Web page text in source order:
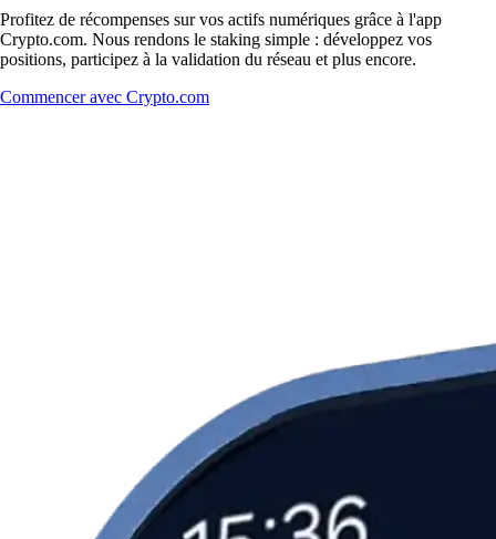
Profitez de récompenses sur vos actifs numériques grâce à l'app
Crypto.com. Nous rendons le staking simple : développez vos
positions, participez à la validation du réseau et plus encore.
Commencer avec Crypto.com